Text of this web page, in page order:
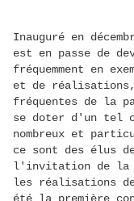
Inauguré en
est en passe de
fréquemment en
et de
fréquentes de la
se doter d'un tel
nombreux et
ce sont des élus
l'invitation de la
les réalisations